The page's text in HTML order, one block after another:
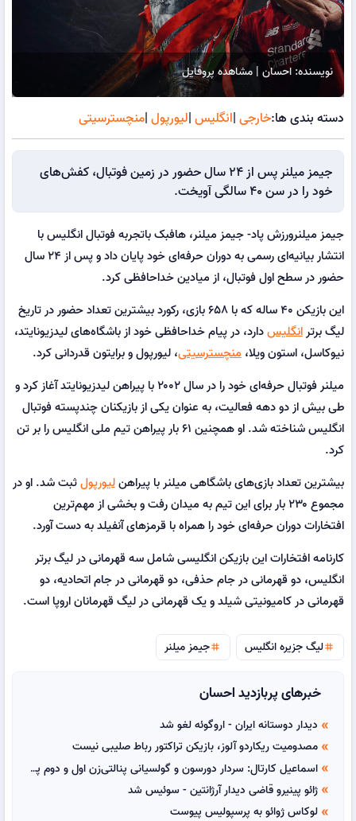
نویسنده: احسان | مشاهده پروفایل
دسته بندی ها:خارجی |انگلیس |لیورپول |منچسترسیتی
جیمز میلنر پس از 24 سال حضور در زمین فوتبال، کفش‌های
خود را در سن 40 سالگی آویخت.
جیمز میلنرورزش پاد- جیمز میلنر، هافبک باتجربه فوتبال انگلیس با
انتشار بیانیه‌ای رسمی به دوران حرفه‌ای خود پایان داد و پس از ۲۴ سال
حضور در سطح اول فوتبال، از میادین خداحافظی کرد.
این بازیکن ۴۰ ساله که با ۶۵۸ بازی، رکورد بیشترین تعداد حضور در تاریخ
لیگ برترانگلیس دارد، در پیام خداحافظی خود از باشگاه‌های لیدزیونایتد،
نیوکاسل، استون ویلا، منچسترسیتی، لیورپول و برایتون قدردانی کرد.
میلنر فوتبال حرفه‌ای خود را در سال ۲۰۰۲ با پیراهن لیدزیونایتد آغاز کرد و
طی بیش از دو دهه فعالیت، به عنوان یکی از بازیکنان چندپسته فوتبال
انگلیس شناخته شد. او همچنین ۶۱ بار پیراهن تیم ملی انگلیس را بر تن
کرد.
بیشترین تعداد بازی‌های باشگاهی میلنر با پیراهنلیورپول ثبت شد. او در
مجموع ۲۳۰ بار برای این تیم به میدان رفت و بخشی از مهم‌ترین
افتخارات دوران حرفه‌ای خود را همراه با قرمزهای آنفیلد به دست آورد.
کارنامه افتخارات این بازیکن انگلیسی شامل سه قهرمانی در لیگ برتر
انگلیس، دو قهرمانی در جام حذفی، دو قهرمانی در جام اتحادیه، دو
قهرمانی در کامیونیتی شیلد و یک قهرمانی در لیگ قهرمانان اروپا است.
tagلیگ جزیره انگلیس tagجیمز میلنر
خبرهای پربازدید احسان
double_arrow دیدار دوستانه ایران - اروگوئه لغو شد
double_arrow مصدومیت ریکاردو آلوز، بازیکن تراکتور رباط صلیبی نیست
double_arrow اسماعیل کارتال: سردار دورسون و گولسیانی پنالتی‌زن اول و دوم پرسپولیس هستند
double_arrow ژائو پینیرو قاضی دیدار آرژانتین - سوئیس شد
double_arrow لوکاس ژوائو به پرسپولیس پیوست